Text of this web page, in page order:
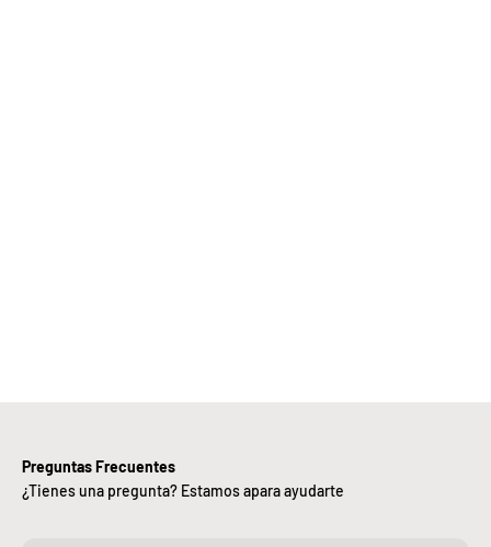
Preguntas Frecuentes
¿Tienes una pregunta? Estamos apara ayudarte